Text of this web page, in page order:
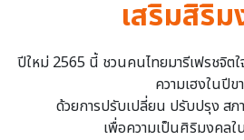
เสริมสิริ
ปีใหม่ 2565 นี้ ชวนคนไทยมารีเฟรชจิต
ความเฮงในปีข
ด้วยการปรับเปลี่ยน ปรับปรุง ส
เพื่อความเป็นศิริมงคล